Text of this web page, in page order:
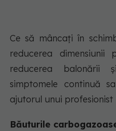
Ce să mâncați în
reducerea
reducerea balonării
simptomele continuă
ajutorul unui profesionist
Băuturile